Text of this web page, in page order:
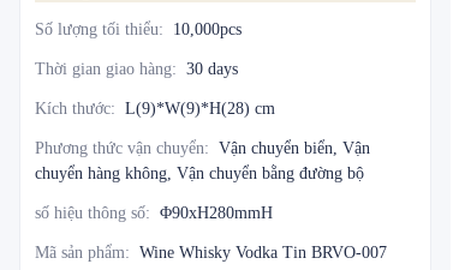
Số lượng tối thiểu: 10,000pcs
Thời gian giao hàng: 30 days
Kích thước: L(9)*W(9)*H(28) cm
Phương thức vận chuyển: Vận chuyển biển, Vận
chuyển hàng không, Vận chuyển bằng đường bộ
số hiệu thông số: Φ90xH280mmH
Mã sản phẩm: Wine Whisky Vodka Tin BRVO-007